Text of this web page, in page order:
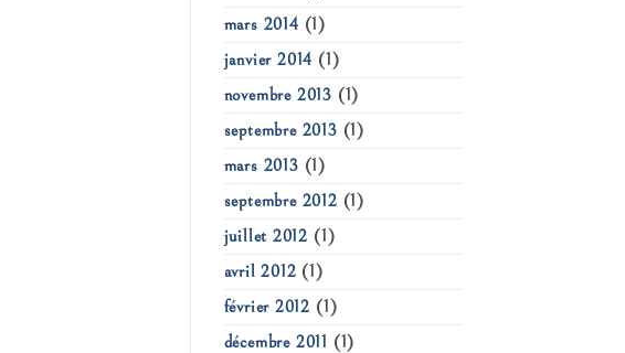
mars 2014 (1)
janvier 2014 (1)
novembre 2013 (1)
septembre 2013 (1)
mars 2013 (1)
septembre 2012 (1)
juillet 2012 (1)
avril 2012 (1)
février 2012 (1)
décembre 2011 (1)